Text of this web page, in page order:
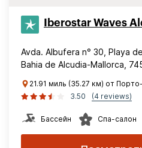
Iberostar Waves
Avda. Albufera n° 30, Playa
Bahia de Alcudia-Mallorca,
21.91 миль (35.27 км) от
3.50
(4 reviews)
Бассейн Спа-салон